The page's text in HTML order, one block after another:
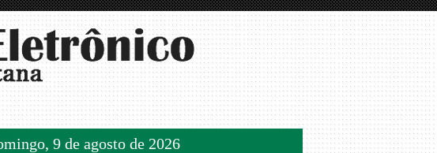
9 de agosto de 2026